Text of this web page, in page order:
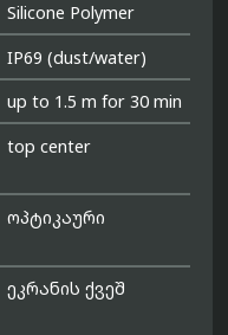
Silicone Polymer
IP69 (dust/water)
up to 1.5 m for 30 min
top center
ოპტიკაური
ეკრანის ქვეშ